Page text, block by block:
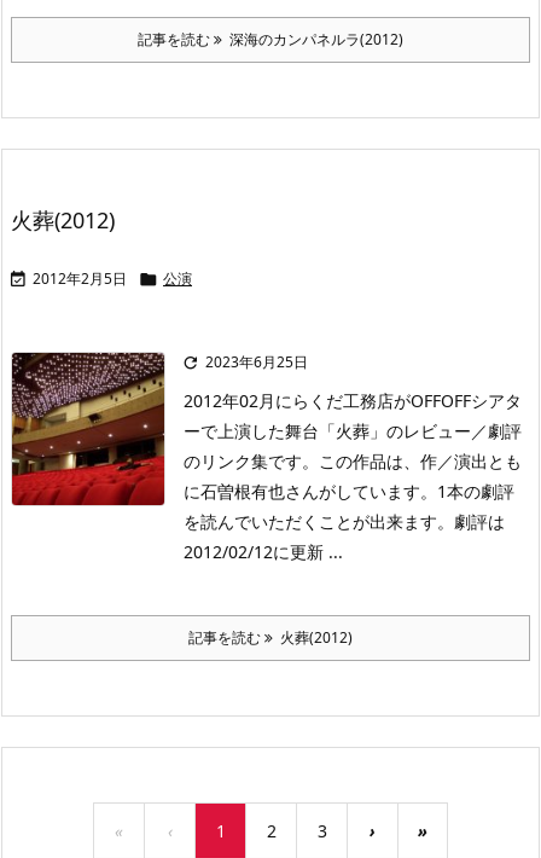
記事を読む 深海のカンパネルラ(2012)
火葬(2012)
 2012年2月5日  公演
 2023年6月25日
2012年02月にらくだ工務店がOFFOFFシアタ
ーで上演した舞台「火葬」のレビュー／劇評
のリンク集です。この作品は、作／演出とも
に石曽根有也さんがしています。1本の劇評
を読んでいただくことが出来ます。劇評は
2012/02/12に更新 ...
記事を読む 火葬(2012)
« ‹ 1 2 3 › »